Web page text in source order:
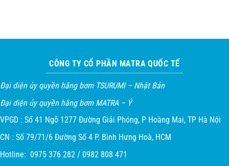
CÔNG TY CỔ PHẦN MATRA QUỐC TẾ
Đại diện ủy quyền hãng bơm TSURUMI – Nhật Bản
Đại diện ủy quyền hãng bơm MATRA – Ý
VPGD : Số 41 Ngõ 1277 Đường Giải Phóng, P Hoàng Mai, TP Hà Nội
CN : Số 79/71/6 Đường Số 4 P. Bình Hưng Hoà, HCM
Hotline: 0975 376 282 / 0982 808 471